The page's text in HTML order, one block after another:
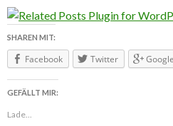
SHAREN MIT:
Facebook Twitter Google
GEFÄLLT MIR:
Lade...